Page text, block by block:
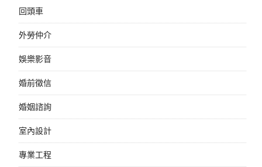
回頭車
外勞仲介
娛樂影音
婚前徵信
婚姻諮詢
室內設計
專業工程